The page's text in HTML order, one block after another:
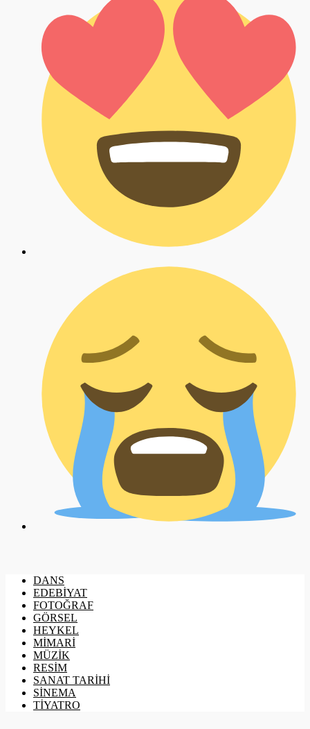
DANS
EDEBİYAT
FOTOĞRAF
GÖRSEL
HEYKEL
MİMARİ
MÜZİK
RESİM
SANAT TARİHİ
SİNEMA
TİYATRO